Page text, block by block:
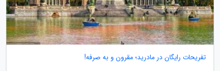
تفریحات رایگان در مادرید؛ مقرون و به صرفه!